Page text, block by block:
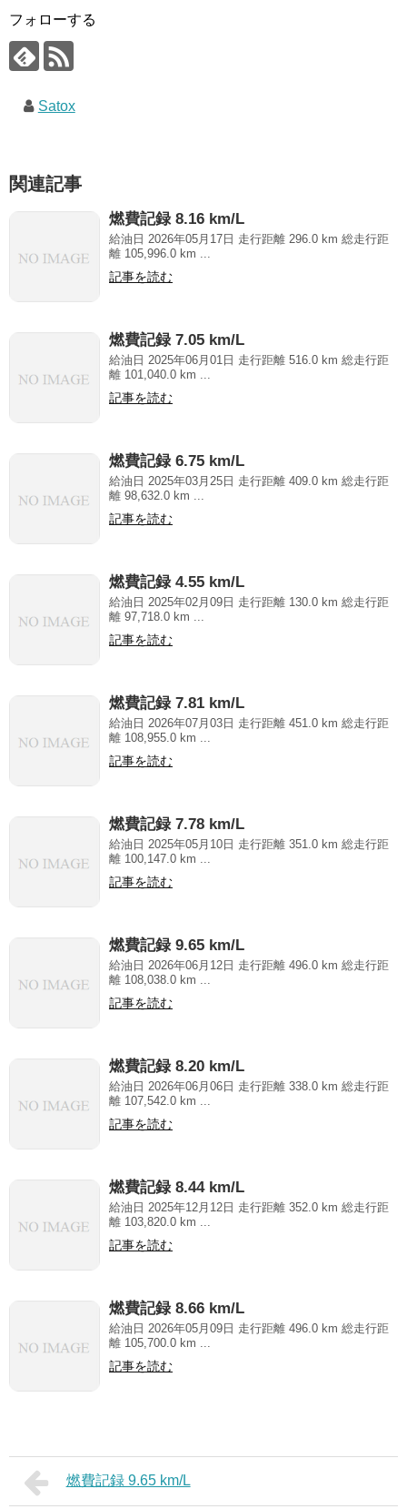
フォローする
Satox
関連記事
燃費記録 8.16 km/L
給油日 2026年05月17日 走行距離 296.0 km 総走行距
離 105,996.0 km ...
記事を読む
燃費記録 7.05 km/L
給油日 2025年06月01日 走行距離 516.0 km 総走行距
離 101,040.0 km ...
記事を読む
燃費記録 6.75 km/L
給油日 2025年03月25日 走行距離 409.0 km 総走行距
離 98,632.0 km ...
記事を読む
燃費記録 4.55 km/L
給油日 2025年02月09日 走行距離 130.0 km 総走行距
離 97,718.0 km ...
記事を読む
燃費記録 7.81 km/L
給油日 2026年07月03日 走行距離 451.0 km 総走行距
離 108,955.0 km ...
記事を読む
燃費記録 7.78 km/L
給油日 2025年05月10日 走行距離 351.0 km 総走行距
離 100,147.0 km ...
記事を読む
燃費記録 9.65 km/L
給油日 2026年06月12日 走行距離 496.0 km 総走行距
離 108,038.0 km ...
記事を読む
燃費記録 8.20 km/L
給油日 2026年06月06日 走行距離 338.0 km 総走行距
離 107,542.0 km ...
記事を読む
燃費記録 8.44 km/L
給油日 2025年12月12日 走行距離 352.0 km 総走行距
離 103,820.0 km ...
記事を読む
燃費記録 8.66 km/L
給油日 2026年05月09日 走行距離 496.0 km 総走行距
離 105,700.0 km ...
記事を読む
燃費記録 9.65 km/L